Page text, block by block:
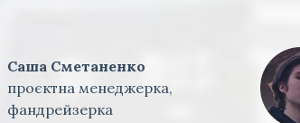
Саша Сметаненко
проєктна менеджерка,
фандрейзерка